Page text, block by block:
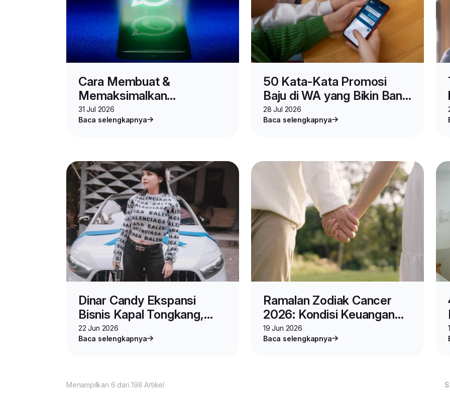
Cara Membuat &
Memaksimalkan
WhatsApp Community
untuk Jualan
31 Jul 2026
Baca selengkapnya
50 Kata-Kata Promosi
Baju di WA yang Bikin Banjir
Orderan
28 Jul 2026
Baca selengkapnya
Dinar Candy Ekspansi
Bisnis Kapal Tongkang,
Jadi Inspirasi Usaha!
22 Jun 2026
Baca selengkapnya
Ramalan Zodiak Cancer
2026: Kondisi Keuangan
hingga Hubungan Asmara
19 Jun 2026
Baca selengkapnya
Menampilkan 6 dari 198 Artikel